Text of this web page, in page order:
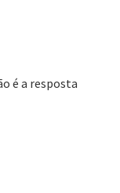
é a resposta